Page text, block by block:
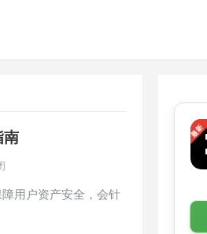
南
用户资产安全，会针